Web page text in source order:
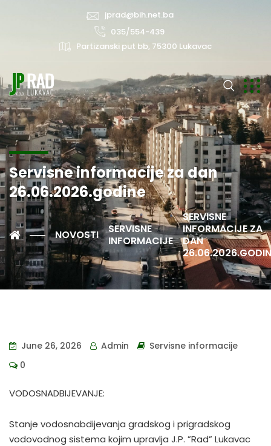
jprad@bih.net.ba
035/554-439
Partizanski put bb, 75300 Lukavac
Servisne informacije za dan
26.06.2026.godine
NOVOSTI
SERVISNE
INFORMACIJE
SERVISNE
INFORMACIJE ZA
DAN
June 26, 2026 Admin
Servisne informacije
0
VODOSNADBIJEVANJE:
Stanje vodosnabdijevanja gradskog i prigradskog
vodovodnog sistema kojim upravlja J.P. ”Rad” Lukavac